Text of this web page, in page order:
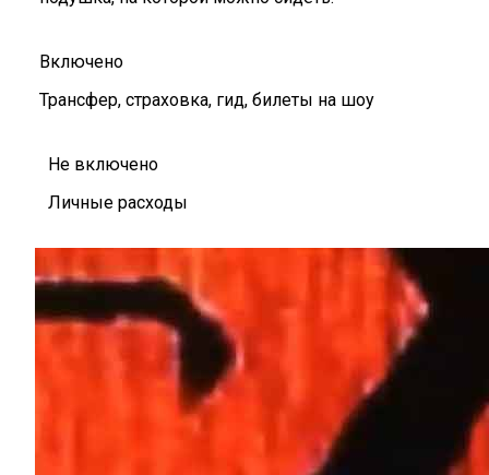
Включено
Трансфер, страховка, гид, билеты на шоу
Не включено
Личные расходы